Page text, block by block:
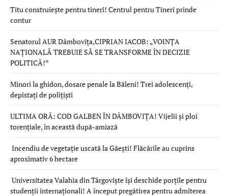
Titu construiește pentru tineri! Centrul pentru Tineri prinde
contur
Senatorul AUR Dâmbovița,CIPRIAN IACOB: „VOINȚA
NAȚIONALĂ TREBUIE SĂ SE TRANSFORME ÎN DECIZIE
POLITICĂ!”
Minori la ghidon, dosare penale la Băleni! Trei adolescenți,
depistați de polițiști
ULTIMA ORĂ: COD GALBEN ÎN DÂMBOVIȚA! Vijelii și ploi
torențiale, în această după-amiază
Incendiu de vegetație uscată la Găești! Flăcările au cuprins
aproximativ 6 hectare
Universitatea Valahia din Târgoviște își deschide porțile pentru
studenții internaționali! A început pregătirea pentru admiterea